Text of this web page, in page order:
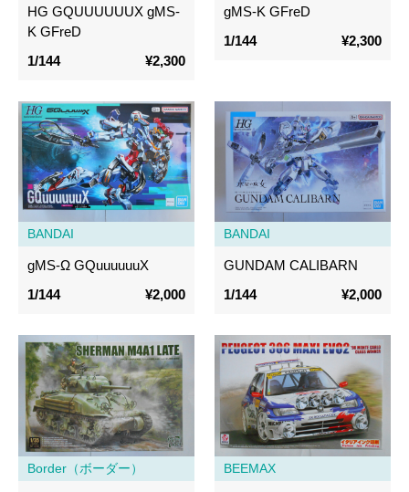
HG GQUUUUUUX gMS-
K GFreD
1/144
¥2,300
gMS-K GFreD
1/144
¥2,300
BANDAI
gMS-Ω GQuuuuuuX
1/144
¥2,000
BANDAI
GUNDAM CALIBARN
1/144
¥2,000
Border（ボーダー） BEEMAX